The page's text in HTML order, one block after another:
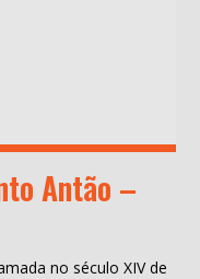
Antão –
no século XIV de